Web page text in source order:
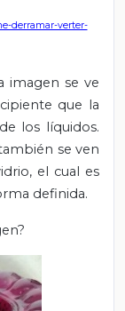
derramar-verter-
imagen se ve
que la
los líquidos.
se ven
el cual es
definida.